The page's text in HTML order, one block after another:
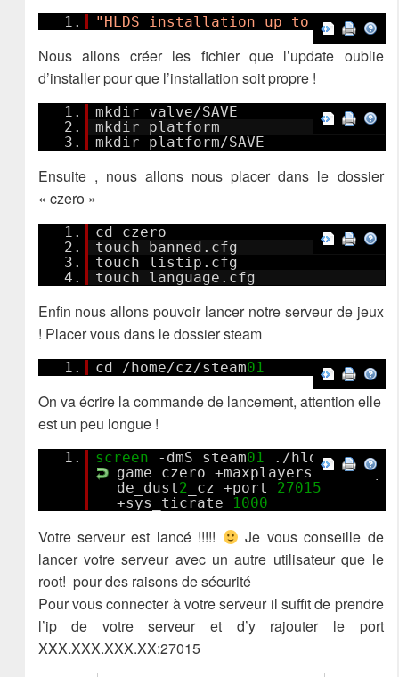
1. "HLDS installation up to date"
Nous allons créer les fichier que l’update oublie
d’installer pour que l’installation soit propre !
1.
mkdir valve/SAVE
2.
mkdir platform
3.
mkdir platform/SAVE
Ensuite , nous allons nous placer dans le dossier
« czero »
1.
cd czero
2.
touch banned.cfg
3.
touch listip.cfg
4.
touch language.cfg
Enfin nous allons pouvoir lancer notre serveur de jeux
! Placer vous dans le dossier steam
1. cd /home/cz/steam01
On va écrire la commande de lancement, attention elle
est un peu longue !
1. screen -dmS steam01
./hlds_run -
game czero +maxplayers 12
+map
de_dust2 _cz +port 27015
+sys_ticrate 1000
Votre serveur est lancé !!!!!
Je vous conseille de
lancer votre serveur avec un autre utilisateur que le
root! pour des raisons de sécurité
Pour vous connecter à votre serveur il suffit de prendre
l’ip de votre serveur et d’y rajouter le port
XXX.XXX.XXX.XX:27015